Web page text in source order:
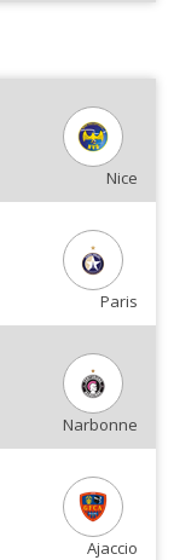
Nice
Paris
Narbonne
Ajaccio